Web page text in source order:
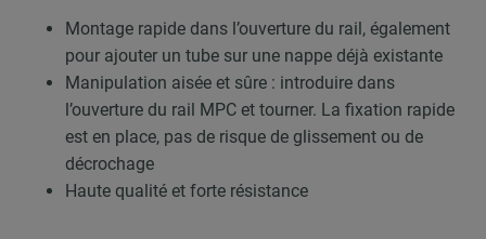
Montage rapide dans l’ouverture du rail, également
pour ajouter un tube sur une nappe déjà existante
Manipulation aisée et sûre : introduire dans
l’ouverture du rail MPC et tourner. La fixation rapide
est en place, pas de risque de glissement ou de
décrochage
Haute qualité et forte résistance